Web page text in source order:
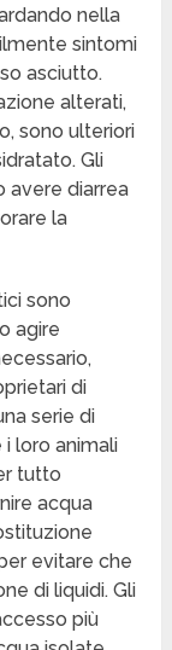
nella
sintomi
asciutto.
alterati,
sono ulteriori
Gli
avere diarrea
la
sono
agire
di
serie di
i loro animali
tutto
acqua
evitare che
di liquidi. Gli
più